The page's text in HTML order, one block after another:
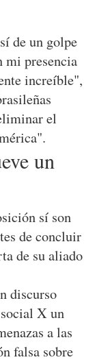
de un golpe
mi presencia
increíble",
el
un
sí son
de concluir
de su aliado
discurso
X un
a las
falsa sobre